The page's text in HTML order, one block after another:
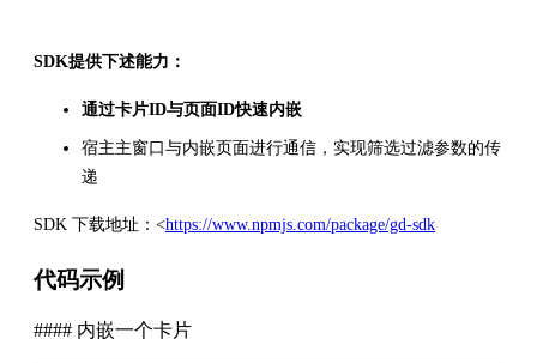
SDK提供下述能力：
通过卡片ID与页面ID快速内嵌
宿主主窗口与内嵌页面进行通信，实现筛选过滤参数的传
递
SDK 下载地址：<https://www.npmjs.com/package/gd-sdk
代码示例
#### 内嵌一个卡片